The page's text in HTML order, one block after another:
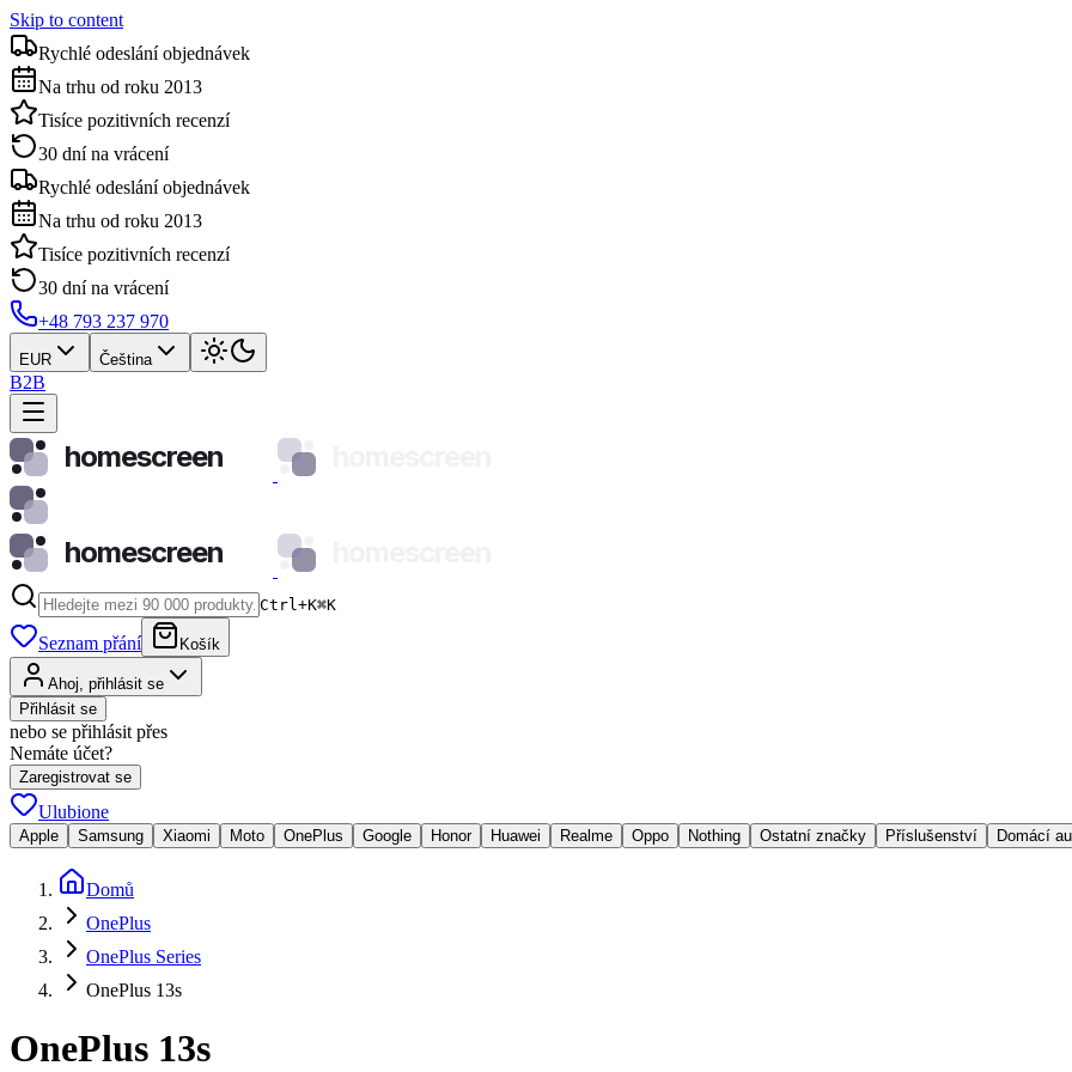
Skip to content
Rychlé odeslání objednávek
Na trhu od roku 2013
Tisíce pozitivních recenzí
30 dní na vrácení
Rychlé odeslání objednávek
Na trhu od roku 2013
Tisíce pozitivních recenzí
30 dní na vrácení
+48 793 237 970
EUR Čeština
B2B
homescreen
homescreen
Ctrl+K⌘K
Seznam přání Košík
Ahoj, přihlásit se
Přihlásit se
nebo se přihlásit přes
Nemáte účet?
Zaregistrovat se
Ulubione
Apple Samsung Xiaomi Moto OnePlus Google Honor Huawei Realme Oppo Nothing Ostatní značky Příslušenství Domácí
Domů
OnePlus
OnePlus Series
OnePlus 13s
OnePlus 13s